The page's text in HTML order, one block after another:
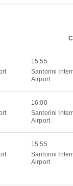
15:55
Santorini
Airport
16:00
Santorini
Airport
15:55
Santorini
Airport